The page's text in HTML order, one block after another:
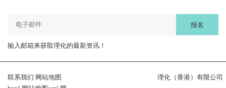
报名
输入邮箱来获取理化的最新资讯！
联系我们 网站地图
理化（香港）有限公司